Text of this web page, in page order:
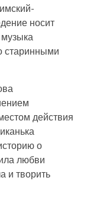
носит
музыка
старинными
действия
о
любви
и творить